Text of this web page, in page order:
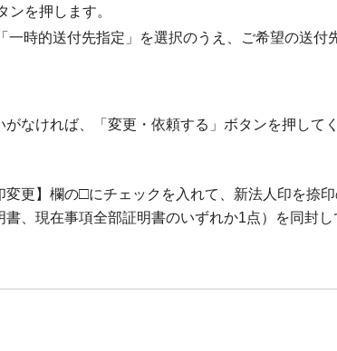
ンを押します。
時的送付先指定」を選択のうえ、ご希望の送付
なければ、「変更・依頼する」ボタンを押して
変更】欄の□にチェックを入れて、新法人印を捺
、現在事項全部証明書のいずれか1点）を同封し